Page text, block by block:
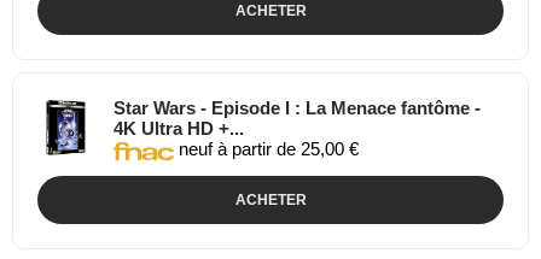
ACHETER
Star Wars - Episode I : La Menace fantôme -
4K Ultra HD +...
neuf à partir de 25,00 €
ACHETER